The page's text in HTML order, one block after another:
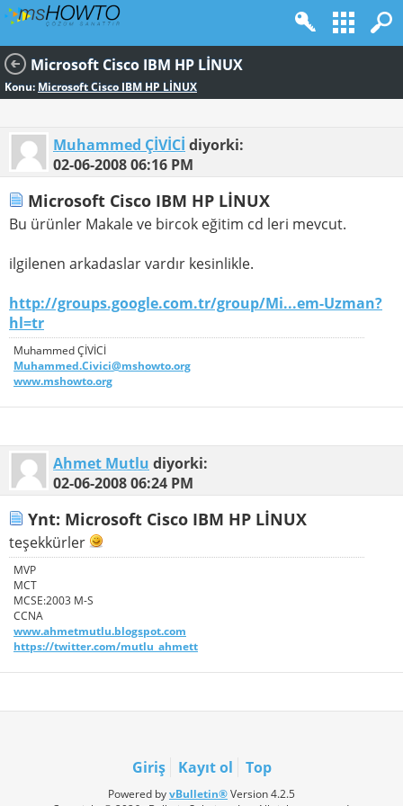
Microsoft Cisco IBM HP LİNUX
Konu: Microsoft Cisco IBM HP LİNUX
Muhammed ÇİVİCİ diyorki:
02-06-200806:16 PM
Microsoft Cisco IBM HP LİNUX
Bu ürünler Makale ve bircok eğitim cd leri mevcut.
ilgilenen arkadaslar vardır kesinlikle.
http://groups.google.com.tr/group/Mi...em-Uzman?
hl=tr
Muhammed ÇİVİCİ
Muhammed.Civici@mshowto.org
www.mshowto.org
Ahmet Mutlu diyorki:
02-06-200806:24 PM
Ynt: Microsoft Cisco IBM HP LİNUX
teşekkürler
MVP
MCT
MCSE:2003 M-S
CCNA
www.ahmetmutlu.blogspot.com
https://twitter.com/mutlu_ahmett
Giriş Kayıt ol Top
Powered byvBulletin®Version 4.2.5